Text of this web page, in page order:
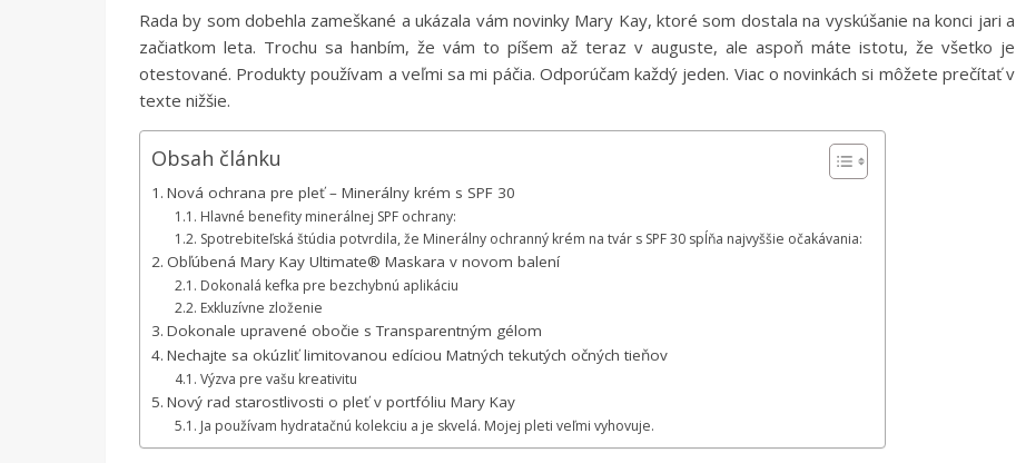
Rada by som dobehla zameškané a ukázala vám novinky Mary Kay, ktoré som dostala na vyskúšanie na konci jari a
začiatkom leta. Trochu sa hanbím, že vám to píšem až teraz v auguste, ale aspoň máte istotu, že všetko je
otestované. Produkty používam a veľmi sa mi páčia. Odporúčam každý jeden. Viac o novinkách si môžete prečítať v
texte nižšie.
Obsah článku
Nová ochrana pre pleť – Minerálny krém s SPF 30
Hlavné benefity minerálnej SPF ochrany:
Spotrebiteľská štúdia potvrdila, že Minerálny ochranný krém na tvár s SPF 30 spĺňa najvyššie očakávania:
Obľúbená Mary Kay Ultimate® Maskara v novom balení
Dokonalá kefka pre bezchybnú aplikáciu
Exkluzívne zloženie
Dokonale upravené obočie s Transparentným gélom
Nechajte sa okúzliť limitovanou edíciou Matných tekutých očných tieňov
Výzva pre vašu kreativitu
Nový rad starostlivosti o pleť v portfóliu Mary Kay
Ja používam hydratačnú kolekciu a je skvelá. Mojej pleti veľmi vyhovuje.